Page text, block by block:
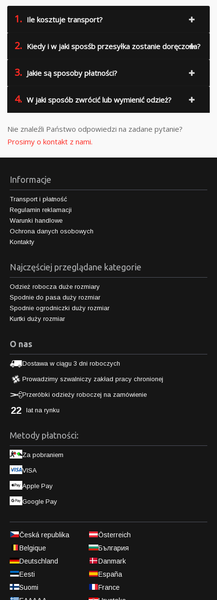
1. Ile kosztuje transport?
2. Kiedy i w jaki sposśb przesyłka zostanie doręczona?
3. Jakie są sposoby płatności?
4. W jaki sposób zwrócić lub wymienić odzież?
Nie znaleźli Państwo odpowiedzi na zadane pytanie?
Prosimy o kontakt z nami.
Informacje
Transport i płatność
Regulamin reklamacji
Warunki handlowe
Ochrona danych osobowych
Kontakty
Najczęściej przeglądane kategorie
Odzież robocza duże rozmiary
Spodnie do pasa duży rozmiar
Spodnie ogrodniczki duży rozmiar
Kurtki duży rozmiar
O nas
Dostawa w ciągu 3 dni roboczych
Prowadzimy szwalniczy zakład pracy chronionej
Przeróbki odzieży roboczej na zamówienie
22 lat na rynku
Metody płatności:
Za pobraniem
VISA
Apple Pay
Google Pay
Česká republika
Österreich
Belgique
България
Deutschland
Danmark
Eesti
España
Suomi
France